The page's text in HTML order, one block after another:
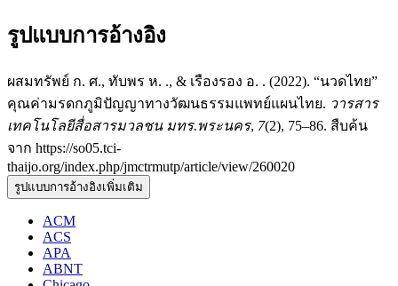
รูปแบบการอ้างอิง
ผสมทรัพย์ ก. ศ., ทับพร ห. ., & เรืองรอง อ. . (2022). “นวดไทย”
คุณค่ามรดกภูมิปัญญาทางวัฒนธรรมแพทย์แผนไทย. วารสาร
เทคโนโลยีสื่อสารมวลชน มทร.พระนคร, 7(2), 75–86. สืบค้น
จาก https://so05.tci-
thaijo.org/index.php/jmctrmutp/article/view/260020
รูปแบบการอ้างอิงเพิ่มเติม
ACM
ACS
APA
ABNT